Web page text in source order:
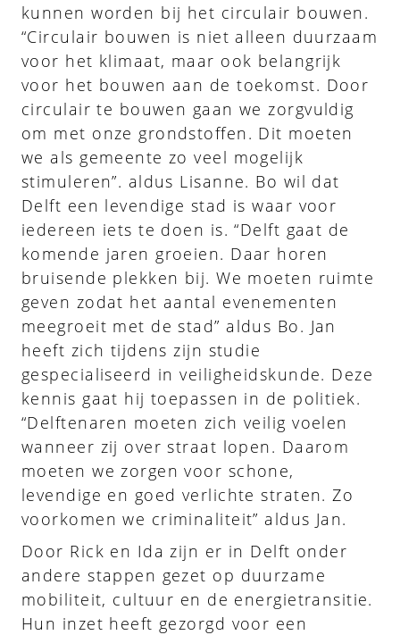
kunnen worden bij het circulair bouwen.
“Circulair bouwen is niet alleen duurzaam
voor het klimaat, maar ook belangrijk
voor het bouwen aan de toekomst. Door
circulair te bouwen gaan we zorgvuldig
om met onze grondstoffen. Dit moeten
we als gemeente zo veel mogelijk
stimuleren”. aldus Lisanne. Bo wil dat
Delft een levendige stad is waar voor
iedereen iets te doen is. “Delft gaat de
komende jaren groeien. Daar horen
bruisende plekken bij. We moeten ruimte
geven zodat het aantal evenementen
meegroeit met de stad” aldus Bo. Jan
heeft zich tijdens zijn studie
gespecialiseerd in veiligheidskunde. Deze
kennis gaat hij toepassen in de politiek.
“Delftenaren moeten zich veilig voelen
wanneer zij over straat lopen. Daarom
moeten we zorgen voor schone,
levendige en goed verlichte straten. Zo
voorkomen we criminaliteit” aldus Jan.
Door Rick en Ida zijn er in Delft onder
andere stappen gezet op duurzame
mobiliteit, cultuur en de energietransitie.
Hun inzet heeft gezorgd voor een